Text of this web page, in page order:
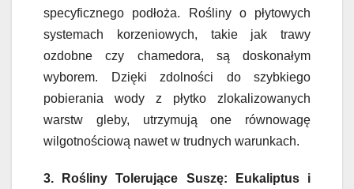
specyficznego podłoża. Rośliny o płytowych
systemach korzeniowych, takie jak trawy
ozdobne czy chamedora, są doskonałym
wyborem. Dzięki zdolności do szybkiego
pobierania wody z płytko zlokalizowanych
warstw gleby, utrzymują one równowagę
wilgotnościową nawet w trudnych warunkach.
3. Rośliny Tolerujące Suszę: Eukaliptus i